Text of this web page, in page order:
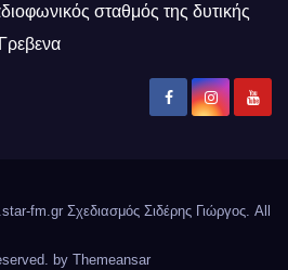
σταθμός της δυτικής
fm.gr Σχεδιασμός Σιδέρης Γιώργος. All
by Themeansar